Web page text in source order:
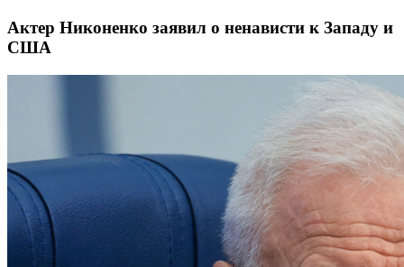
Актер Никоненко заявил о ненависти к Западу и
США